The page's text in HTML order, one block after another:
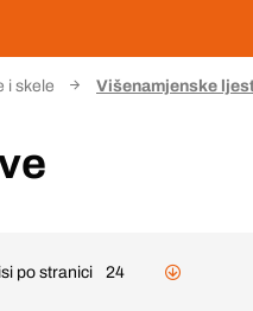
i skele Višenamjenske
po stranici 24